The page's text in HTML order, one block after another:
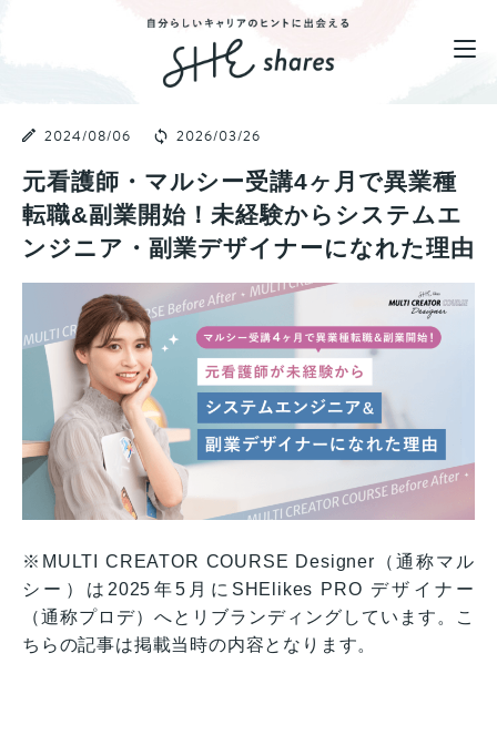
2024/08/06 2026/03/26
元看護師・マルシー受講4ヶ月で異業種
転職&副業開始！未経験からシステムエ
ンジニア・副業デザイナーになれた理由
※MULTI CREATOR COURSE Designer（通称マル
シー）は2025年5月にSHElikes PRO デザイナー
（通称プロデ）へとリブランディングしています。こ
ちらの記事は掲載当時の内容となります。